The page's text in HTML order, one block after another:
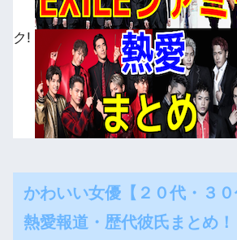
ク!
かわいい女優【２０代・３
熱愛報道・歴代彼氏まとめ